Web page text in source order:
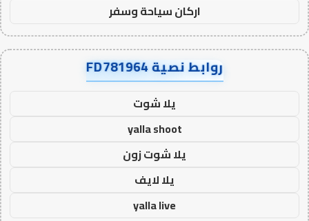
اركان سياحة وسفر
روابط نصية FD781964
يلا شوت
yalla shoot
يلا شوت زون
يلا لايف
yalla live